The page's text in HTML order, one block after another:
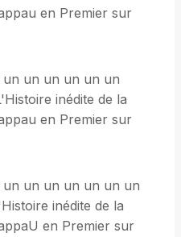
en Premier sur
un un un un un un
inédite de la
en Premier sur
un un un un un un
inédite de la
en Premier sur